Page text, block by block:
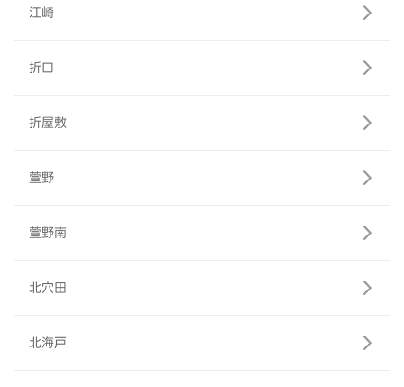
江崎
折口
折屋敷
萱野
萱野南
北穴田
北海戸